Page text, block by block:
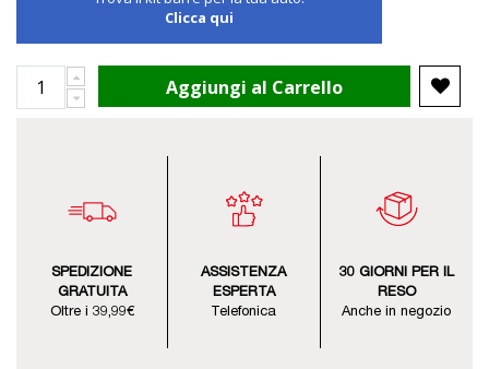
Clicca qui
Aggiungi al Carrello
SPEDIZIONE
GRATUITA
Oltre i 39,99€
ASSISTENZA
ESPERTA
Telefonica
30 GIORNI PER IL
RESO
Anche in negozio